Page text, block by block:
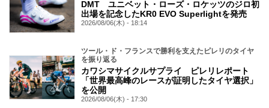
DMT ユニベット・ローズ・ロケッツのジロ初
出場を記念したKR0 EVO Superlightを発売
2026/08/06(木) - 18:14
ツール・ド・フランスで勝利を支えたピレリのタイヤ
を振り返る
カワシマサイクルサプライ ピレリレポート
「世界最高峰のレースが証明したタイヤ選択」
を公開
2026/08/06(木) - 17:30